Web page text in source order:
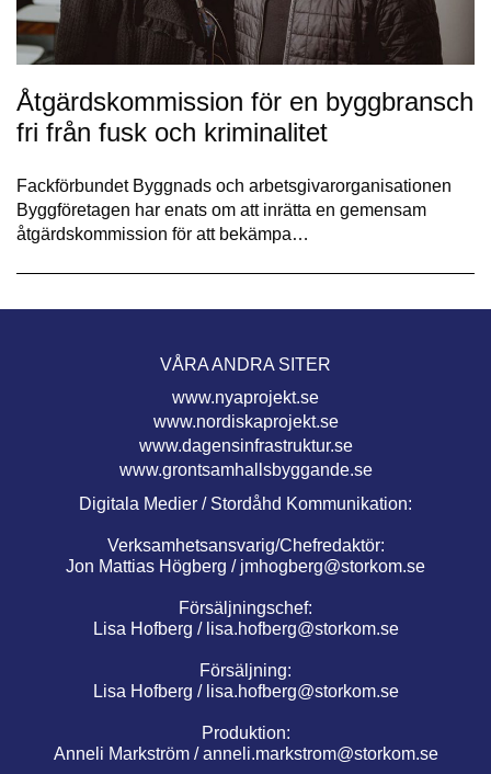
Åtgärdskommission för en byggbransch
fri från fusk och kriminalitet
Fackförbundet Byggnads och arbetsgivarorganisationen
Byggföretagen har enats om att inrätta en gemensam
åtgärdskommission för att bekämpa…
VÅRA ANDRA SITER
www.nyaprojekt.se
www.nordiskaprojekt.se
www.dagensinfrastruktur.se
www.grontsamhallsbyggande.se
Digitala Medier / Stordåhd Kommunikation:
Verksamhetsansvarig/Chefredaktör:
Jon Mattias Högberg / jmhogberg@storkom.se
Försäljningschef:
Lisa Hofberg / lisa.hofberg@storkom.se
Försäljning:
Lisa Hofberg / lisa.hofberg@storkom.se
Produktion:
Anneli Markström /anneli.markstrom@storkom.se